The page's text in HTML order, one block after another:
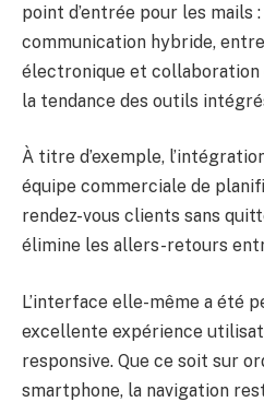
point d’entrée pour les mails
communication hybride,
électronique et collaboration
la tendance des outils
À titre d’exemple,
équipe commerciale de
rendez-vous clients sans
élimine les allers-retours
L’interface elle-même a été
excellente expérience
responsive. Que ce soit sur
smartphone, la navigation